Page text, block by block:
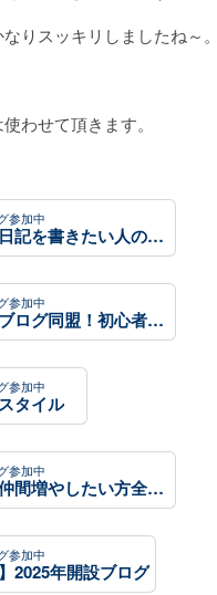
りスッキリしましたね～。
わせて頂きます。
参加中
雑談・日記を書きたい人のグループ
参加中
はてなブログ同盟！初心者歓迎・なんでもOK！日記・雑記10・20・30・40・50・60代
参加中
タイル
参加中
ブログ仲間増やしたい方全員集合！✨ 初心者も上級者も誰でも参加OK！
参加中
2025年開設ブログ